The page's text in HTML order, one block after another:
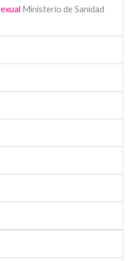
Ministerio de Sanidad